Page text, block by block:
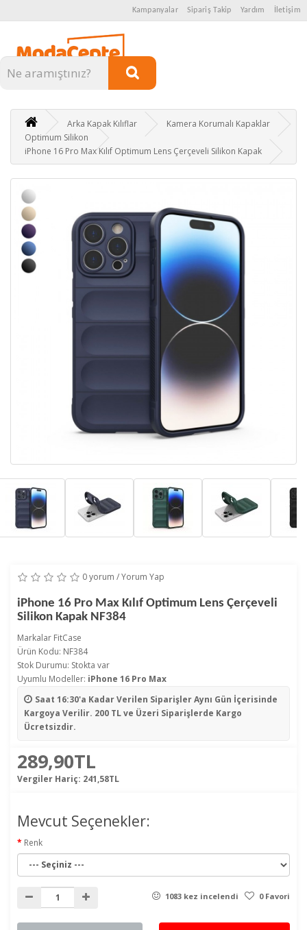
Kampanyalar Sipariş Takip Yardım İletişim
Kategoriler
Arka Kapak Kılıflar
Kamera Korumalı Kapaklar
Optimum Silikon
iPhone 16 Pro Max Kılıf Optimum Lens Çerçeveli Silikon Kapak
0 yorum /Yorum Yap
iPhone 16 Pro Max Kılıf Optimum Lens Çerçeveli
Silikon Kapak NF384
Markalar FitCase
Ürün Kodu: NF384
Stok Durumu: Stokta var
Uyumlu Modeller: iPhone 16 Pro Max
Saat 16:30'a Kadar Verilen SiparişlerAynı Gün İçerisinde
Kargoya Verilir. 200 TL ve Üzeri Siparişlerde Kargo
Ücretsizdir.
289,90TL
Vergiler Hariç: 241,58TL
Mevcut Seçenekler:
Renk
1083 kez incelendi 0 Favori